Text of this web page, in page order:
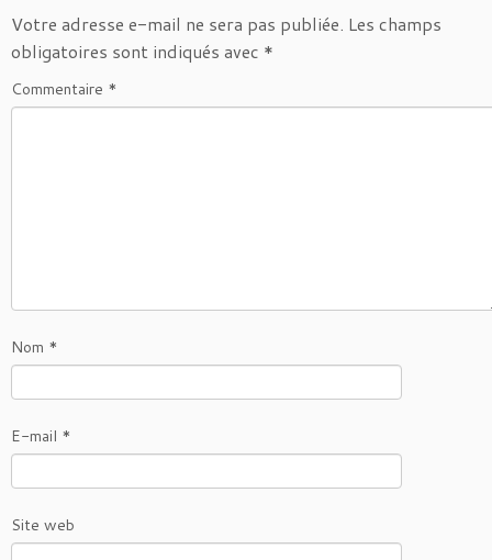
Votre adresse e-mail ne sera pas publiée. Les champs
obligatoires sont indiqués avec *
Commentaire *
Nom *
E-mail *
Site web